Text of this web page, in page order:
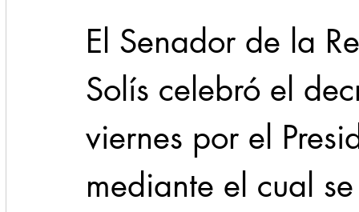
Seguridad 1 enero 31abr
El Senador de la
Solís celebró el
viernes por el
mediante el cual